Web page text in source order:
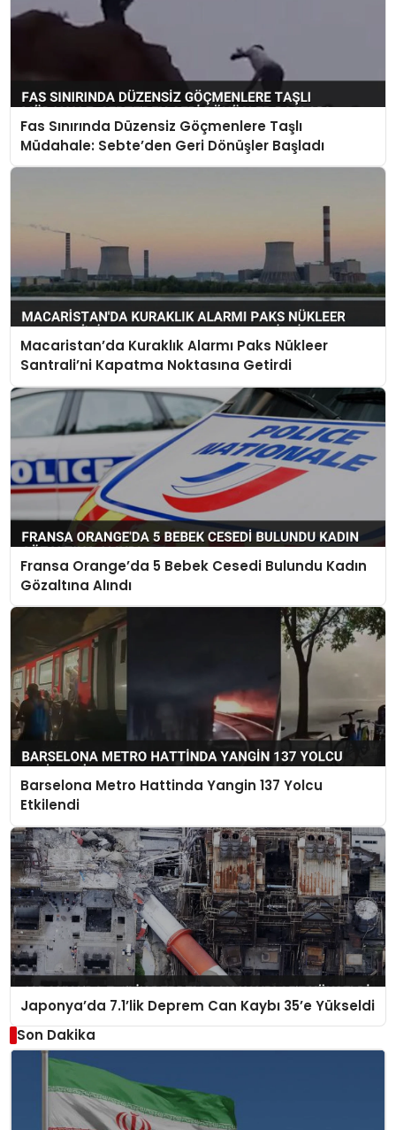
Fas Sınırında Düzensiz Göçmenlere Taşlı
Müdahale: Sebte’den Geri Dönüşler Başladı
Macaristan’da Kuraklık Alarmı Paks Nükleer
Santrali’ni Kapatma Noktasına Getirdi
Fransa Orange’da 5 Bebek Cesedi Bulundu Kadın
Gözaltına Alındı
Barselona Metro Hattinda Yangin 137 Yolcu
Etkilendi
Japonya’da 7.1’lik Deprem Can Kaybı 35’e Yükseldi
Son Dakika